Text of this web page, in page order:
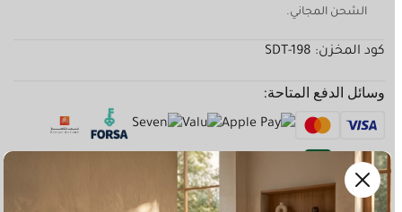
الشحن المجاني.
كود المخزن: SDT-198
وسائل الدفع المتاحة: